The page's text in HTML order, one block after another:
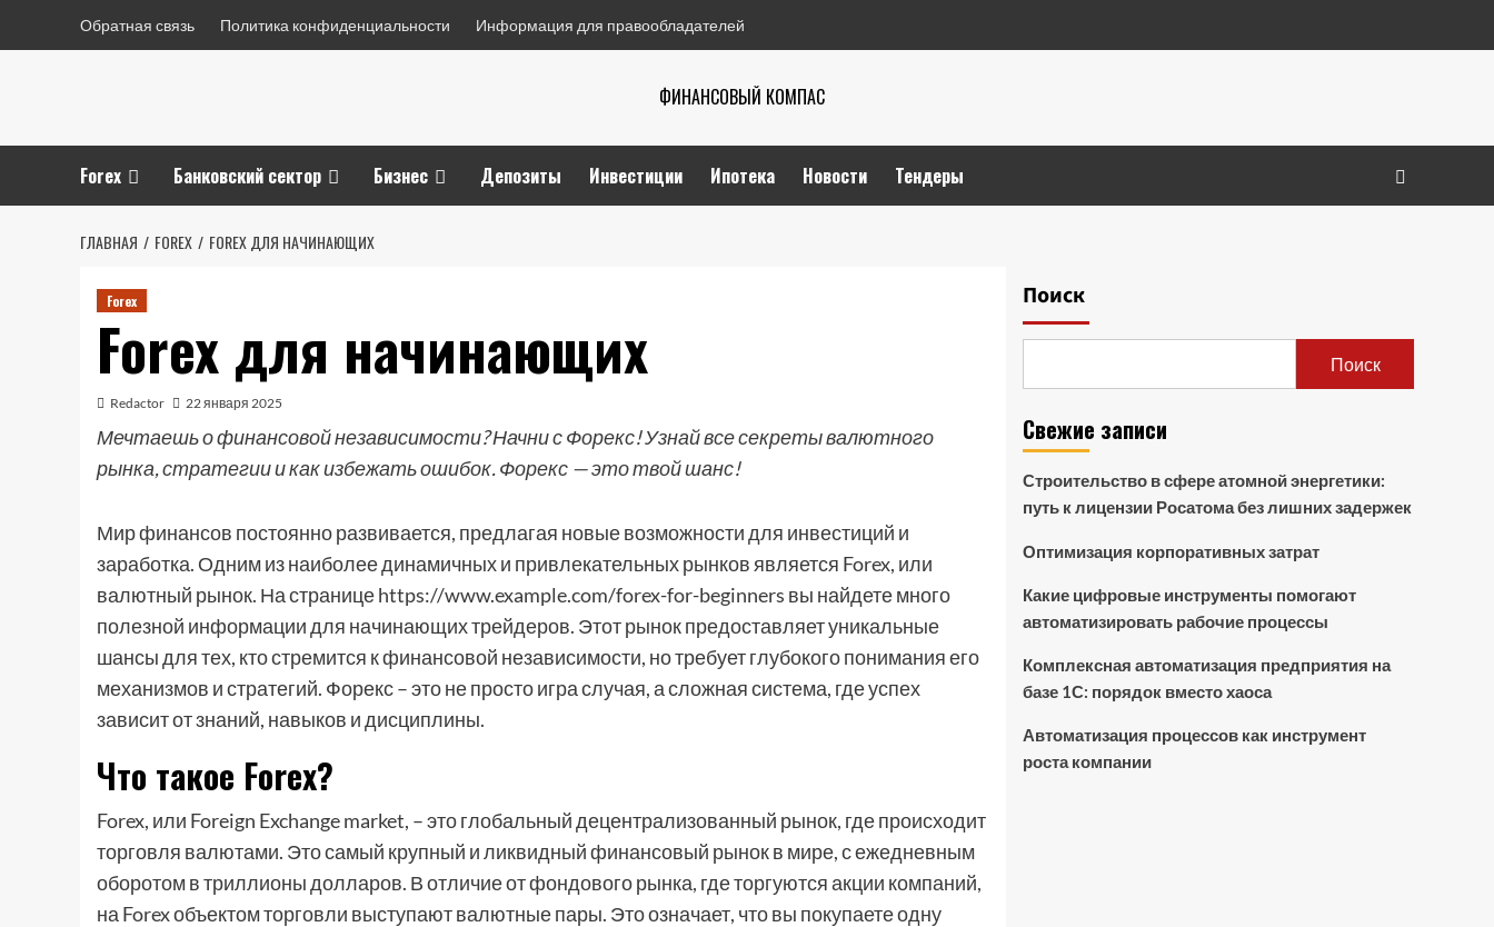
Обратная связь Политика конфиденциальности Информация для правообладателей
ФИНАНСОВЫЙ КОМПАС
Forex Банковский сектор Бизнес Депозиты Инвестиции Ипотека Новости Тендеры
ГЛАВНАЯ FOREX FOREX ДЛЯ НАЧИНАЮЩИХ
Forex
Forex для начинающих
Redactor 22 января 2025
Мечтаешь о финансовой независимости? Начни с Форекс! Узнай все секреты валютного
рынка, стратегии и как избежать ошибок. Форекс — это твой шанс!
Мир финансов постоянно развивается, предлагая новые возможности для инвестиций и
заработка. Одним из наиболее динамичных и привлекательных рынков является Forex, или
валютный рынок. На странице https://www.example.com/forex-for-beginners вы найдете много
полезной информации для начинающих трейдеров. Этот рынок предоставляет уникальные
шансы для тех, кто стремится к финансовой независимости, но требует глубокого понимания его
механизмов и стратегий. Форекс – это не просто игра случая, а сложная система, где успех
зависит от знаний, навыков и дисциплины.
Что такое Forex?
Forex, или Foreign Exchange market, – это глобальный децентрализованный рынок, где происходит
торговля валютами. Это самый крупный и ликвидный финансовый рынок в мире, с ежедневным
оборотом в триллионы долларов. В отличие от фондового рынка, где торгуются акции компаний,
на Forex объектом торговли выступают валютные пары. Это означает, что вы покупаете одну
Поиск
Поиск
Свежие записи
Строительство в сфере атомной энергетики:
путь к лицензии Росатома без лишних задержек
Оптимизация корпоративных затрат
Какие цифровые инструменты помогают
автоматизировать рабочие процессы
Комплексная автоматизация предприятия на
базе 1С: порядок вместо хаоса
Автоматизация процессов как инструмент
роста компании